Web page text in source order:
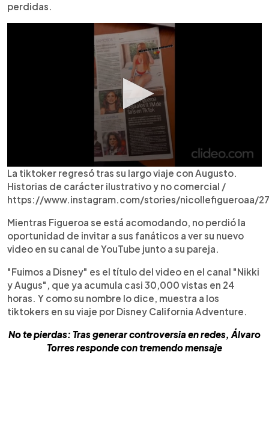
perdidas.
La tiktoker regresó tras su largo viaje con Augusto.
Historias de carácter ilustrativo y no comercial /
https://www.instagram.com/stories/nicollefigueroaa/
Mientras Figueroa se está acomodando, no perdió la
oportunidad de invitar a sus fanáticos a ver su nuevo
video en su canal de YouTube junto a su pareja.
"Fuimos a Disney" es el título del video en el canal "Nikki
y Augus", que ya acumula casi 30,000 vistas en 24
horas. Y como su nombre lo dice, muestra a los
tiktokers en su viaje por Disney California Adventure.
No te pierdas: Tras generar controversia en redes, Álvaro
Torres responde con tremendo mensaje